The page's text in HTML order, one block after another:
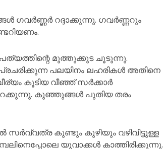
ഗവർണ്ണർ റദ്ദാക്കുന്നു. ഗവർണ്ണറും
മുത്തുക്കുട ചൂടുന്നു.
പലയിനം ലഹരികൾ അതിനെ
കൂടിയ വീഞ്ഞ് സർക്കാർ
കുഞ്ഞുങ്ങൾ പുതിയ തരം
സർവ്വത്ര കുണ്ടും കുഴിയും വഴിവിട്ടുള്ള
യുവാക്കൾ കാത്തിരിക്കുന്നു.